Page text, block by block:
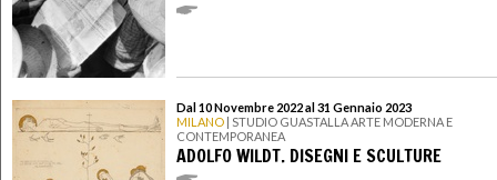
Dal 10 Novembre 2022 al 31 Gennaio 2023
MILANO | STUDIO GUASTALLA ARTE MODERNA E
CONTEMPORANEA
ADOLFO WILDT. DISEGNI E SCULTURE